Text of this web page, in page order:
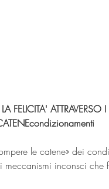
FELICITA'
condizionamenti
le catene» dei
inconsci